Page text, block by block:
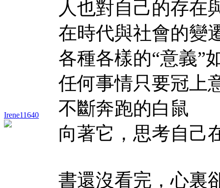
Irene11640
人也對自己的存在
在時代與社會的變
各種各樣的“意義”
任何事情只要冠上
不斷奔跑的白鼠
向著它，思考自己
書還沒看完，心裏